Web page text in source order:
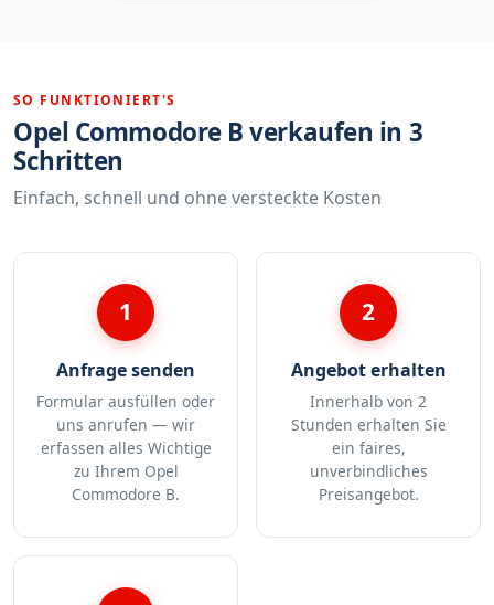
SO FUNKTIONIERT'S
Opel Commodore B verkaufen in 3
Schritten
Einfach, schnell und ohne versteckte Kosten
1
Anfrage senden
Formular ausfüllen oder
uns anrufen — wir
erfassen alles Wichtige
zu Ihrem Opel
Commodore B.
2
Angebot erhalten
Innerhalb von 2
Stunden erhalten Sie
ein faires,
unverbindliches
Preisangebot.